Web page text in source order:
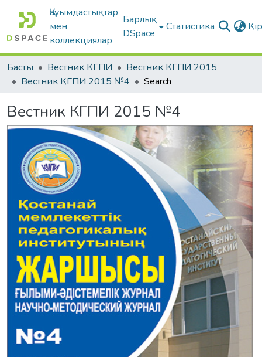
Қауымдастықтар
мен
коллекциялар
Барлық
DSpace
Статистика
Басты Вестник КГПИ
Вестник КГПИ 2015
Вестник КГПИ 2015 №4
Search
Вестник КГПИ 2015 №4